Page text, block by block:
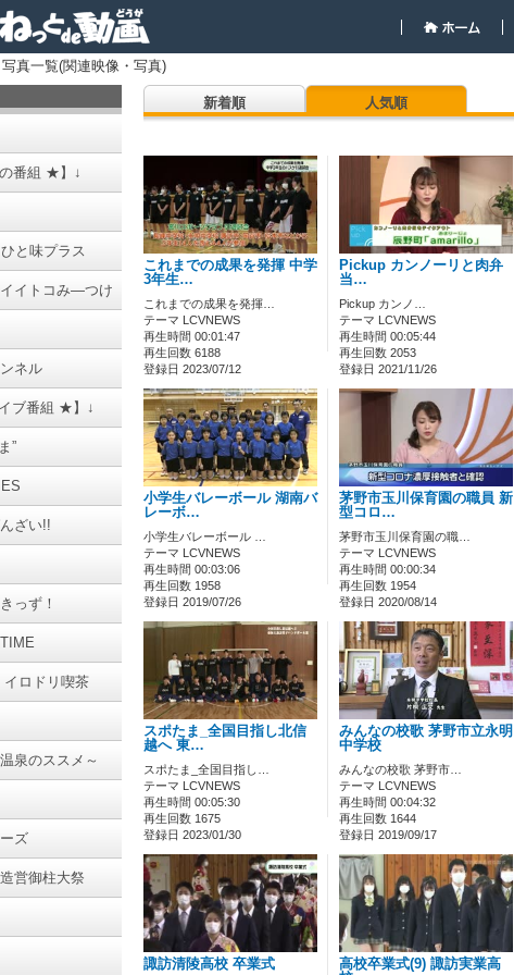
真一覧(関連映像・写真)
番組 ★】↓
と味プラス
イトコみ―つけ
ネル
ブ番組 ★】↓
”
ざい!!
っず！
イロドリ喫茶
泉のススメ～
ズ
営御柱大祭
新着順 人気順
これまでの成果を発揮 中学
3年生…
これまでの成果を発揮…
テーマ LCVNEWS
再生時間 00:01:47
再生回数 6188
登録日 2023/07/12
Pickup カンノーリと肉弁
当…
Pickup カンノ…
テーマ LCVNEWS
再生時間 00:05:44
再生回数 2053
登録日 2021/11/26
小学生バレーボール 湖南バ
レーボ…
小学生バレーボール …
テーマ LCVNEWS
再生時間 00:03:06
再生回数 1958
登録日 2019/07/26
茅野市玉川保育園の職員 新
型コロ…
茅野市玉川保育園の職…
テーマ LCVNEWS
再生時間 00:00:34
再生回数 1954
登録日 2020/08/14
スポたま_全国目指し北信
越へ 東…
スポたま_全国目指し…
テーマ LCVNEWS
再生時間 00:05:30
再生回数 1675
登録日 2023/01/30
みんなの校歌 茅野市立永明
中学校
みんなの校歌 茅野市…
テーマ LCVNEWS
再生時間 00:04:32
再生回数 1644
登録日 2019/09/17
諏訪清陵高校 卒業式
高校卒業式(9) 諏訪実業高